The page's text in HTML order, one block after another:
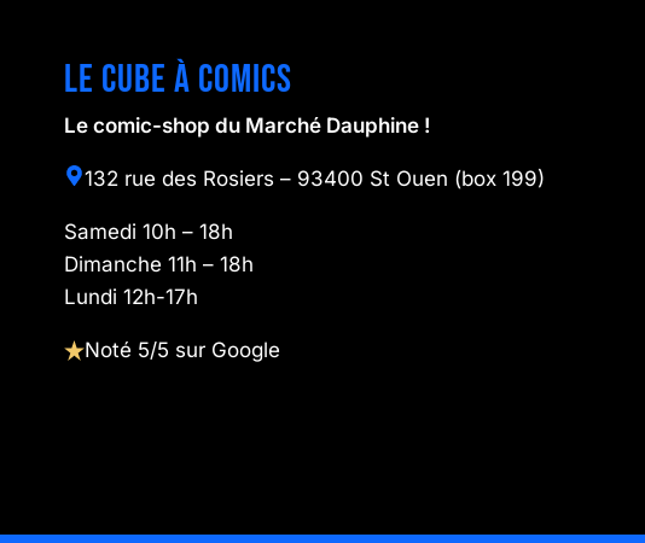
Le cube à comics
Le comic-shop du Marché Dauphine !
132 rue des Rosiers – 93400 St Ouen (box 199)
Samedi 10h – 18h
Dimanche 11h – 18h
Lundi 12h-17h
Noté 5/5 sur Google